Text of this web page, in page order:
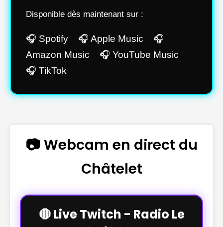
Disponible dès maintenant sur :
🎧 Spotify 🎧 Apple Music 🎧
Amazon Music 🎧 YouTube Music
🎧 TikTok
📷 Webcam en direct du
Châtelet
🔴 Live Twitch - Radio Le